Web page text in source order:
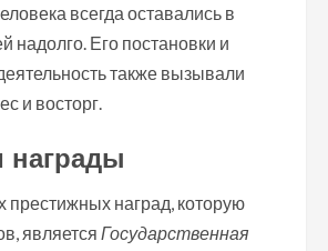
всегда оставались в
надолго. Его постановки и
также вызывали
и восторг.
награды
престижных наград, которую
является Государственная